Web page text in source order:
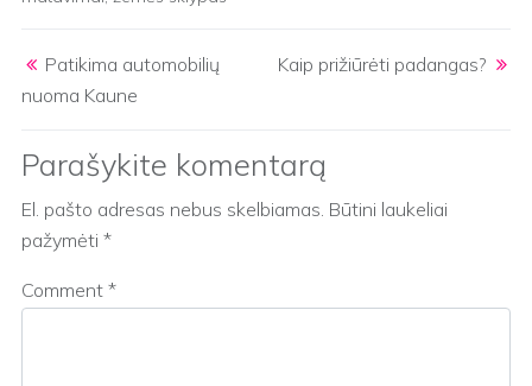
Patikima automobilių
nuoma Kaune
Kaip prižiūrėti padangas?
Parašykite komentarą
El. pašto adresas nebus skelbiamas. Būtini laukeliai
pažymėti *
Comment *